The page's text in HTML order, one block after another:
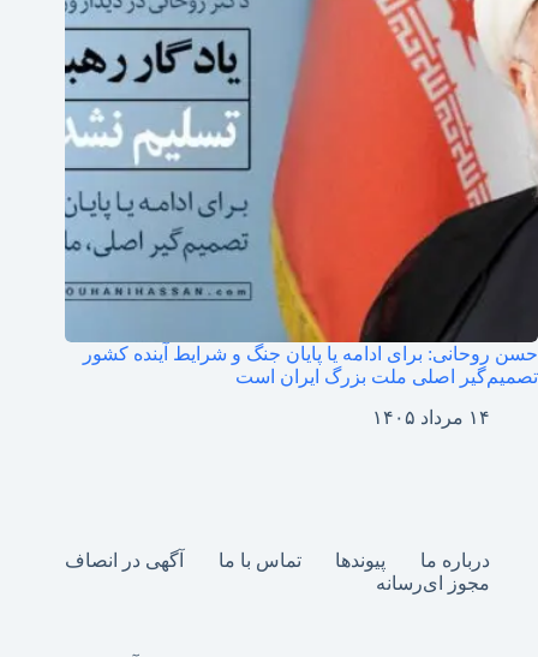
حسن روحانی: برای ادامه یا پایان جنگ و شرایط آینده کشور
تصمیم‌گیر اصلی ملت بزرگ ایران است
۱۴ مرداد ۱۴۰۵
درباره ما پیوندها تماس با ما
آگهی در انصاف
مجوز ای‌رسانه